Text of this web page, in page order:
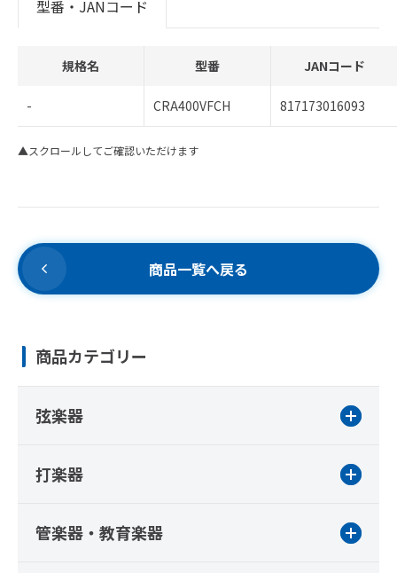
型番・JANコード
規格名 型番 JANコード
- CRA400VFCH 817173016093
▲スクロールしてご確認いただけます
商品一覧へ戻る
商品カテゴリー
弦楽器
打楽器
管楽器・教育楽器